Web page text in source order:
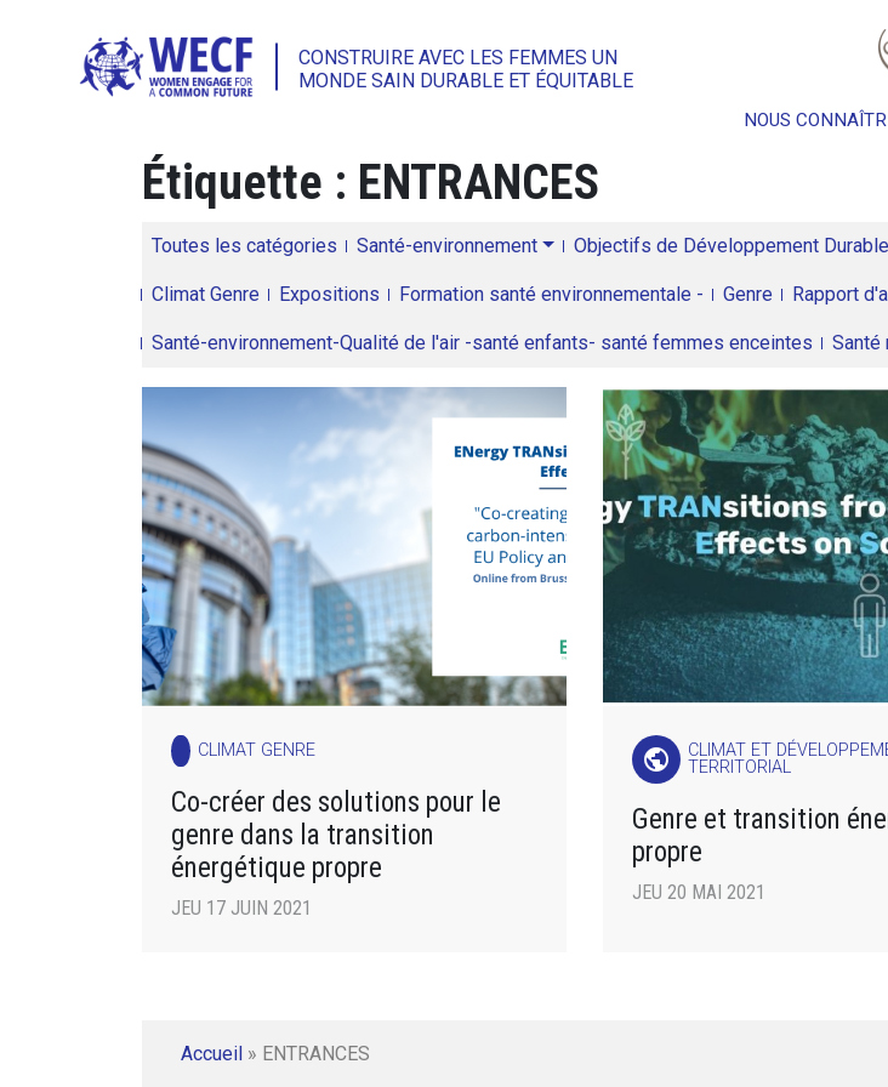
CONSTRUIRE AVEC LES FEMMES UN
MONDE SAIN DURABLE ET ÉQUITABLE
NOUS
Étiquette : ENTRANCES
Toutes les catégories Santé-environnement Objectifs de Développement Durable
Climat Genre Expositions Formation santé environnementale - Genre Rapport
Santé-environnement-Qualité de l'air -santé enfants- santé femmes enceintes Santé
CLIMAT GENRE
Co-créer des solutions pour le
genre dans la transition
énergétique propre
JEU 17 JUIN 2021
public
CLIMAT ET
TERRITORIAL
Genre et transition
propre
JEU 20 MAI 2021
Accueil » ENTRANCES